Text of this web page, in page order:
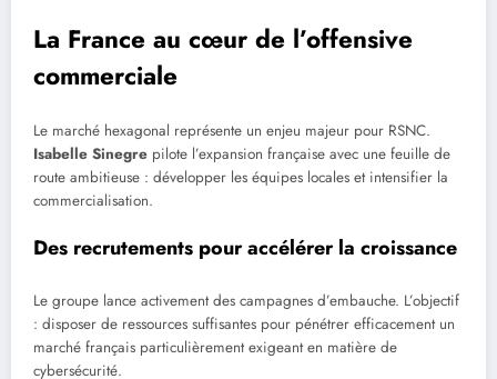
La France au cœur de l’offensive
commerciale
Le marché hexagonal représente un enjeu majeur pour RSNC.
Isabelle Sinegre pilote l’expansion française avec une feuille de
route ambitieuse : développer les équipes locales et intensifier la
commercialisation.
Des recrutements pour accélérer la croissance
Le groupe lance activement des campagnes d’embauche. L’objectif
: disposer de ressources suffisantes pour pénétrer efficacement un
marché français particulièrement exigeant en matière de
cybersécurité.